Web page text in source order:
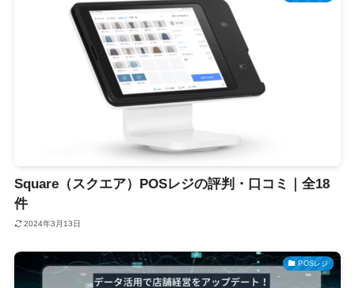
Square（スクエア）POSレジの評判・口コミ｜全18
件
2024年3月13日
POSレジ